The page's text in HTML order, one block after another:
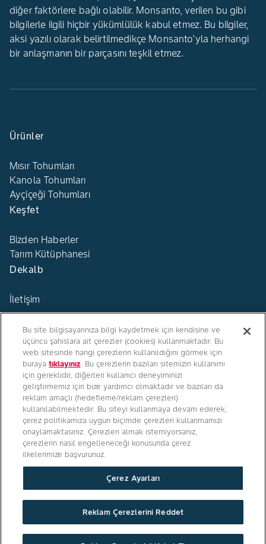
diğer faktörlere bağlı olabilir. Monsanto, verilen bu gibi
bilgilerle ilgili hiçbir yükümlülük kabul etmez. Bu bilgiler,
aksi yazılı olarak belirtilmedikçe Monsanto'yla herhangi
bir anlaşmanın bir parçasını teşkil etmez.
Ürünler
Mısır Tohumları
Kanola Tohumları
Ayçiçeği Tohumları
Keşfet
Bizden Haberler
Tarım Kütüphanesi
Dekalb
İletişim
Türkiye
Bizi Takip Edin
Kişisel Verilerin İşenmesine Dair Aydınlatma Metni
Dekalb Üretici Dijital Aydınlatma, ETK ve Açık Rıza Metni
ETK Aydınlatma Metni/Monsanto
© 2026 Monsanto Company - TÜM HAKLARI SAKLIDIR.
Bu site bilgisayarınıza bilgi kaydetmek için kendisine ve
üçüncü şahıslara ait çerezler (cookies) kullanmaktadır. Bu
web sitesinde hangi çerezlerin kullanıldığını görmek için
burayatıklayınız. Bu çerezlerin bazıları sitemizin kullanımı
için gereklidir, diğerleri kullanıcı deneyiminizi
geliştirmemiz için bize yardımcı olmaktadır ve bazıları da
reklam amaçlı (hedefleme/reklam çerezleri)
kullanılabilmektedir. Bu siteyi kullanmaya devam ederek,
çerez politikamıza uygun biçimde çerezleri kullanmamızı
onaylamaktasınız. Çerezleri almak istemiyorsanız,
çerezlerin nasıl engelleneceği konusunda çerez
ilkelerimize başvurunuz.
Çerez Ayarları
Reklam Çerezlerini Reddet